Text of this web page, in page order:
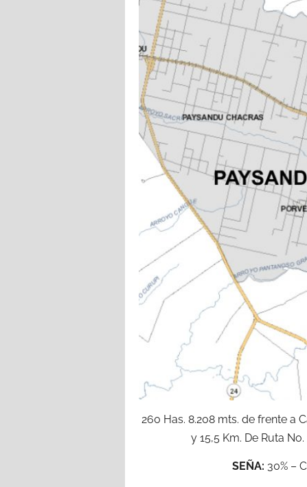
260 Has. 8.208 mts. de frente a
y 15,5 Km. De Ruta
SEÑA: 30% –